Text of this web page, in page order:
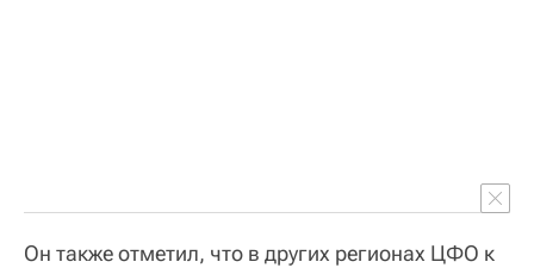
Он также отметил, что в других регионах ЦФО к